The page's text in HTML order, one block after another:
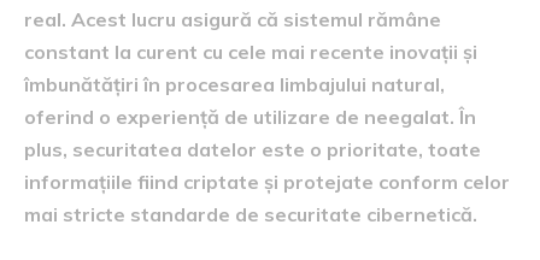
real. Acest lucru asigură că sistemul rămâne
constant la curent cu cele mai recente inovații și
îmbunătățiri în procesarea limbajului natural,
oferind o experiență de utilizare de neegalat. În
plus, securitatea datelor este o prioritate, toate
informațiile fiind criptate și protejate conform celor
mai stricte standarde de securitate cibernetică.